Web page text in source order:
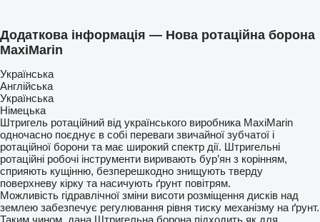
Додаткова інформація — Нова ротаційна борона
MaxiMarin
Українська
Англійська
Українська
Німецька
Штригель ротаційний від українського виробника MaxiMarin
одночасно поєднує в собі переваги звичайної зубчатої і
ротаційної борони та має широкий спектр дії. Штригельні
ротаційні робочі інструменти виривають бур’ян з корінням,
сприяють кущінню, безперешкодно знищують тверду
поверхневу кірку та насичують ґрунт повітрям.
Можливість гідравлічної зміни висоти розміщення дисків над
землею забезпечує регулювання рівня тиску механізму на ґрунт.